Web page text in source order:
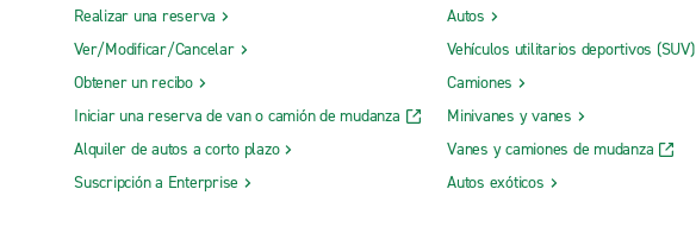
Drummondville Truck Rental
Fermont Truck Rental
Quebec Truck Rental
Rimouski Truck Rental
Oficinas exóticas
Montreal Exotic and Luxury Car Rental
Realizar una reserva
Ver/Modificar/Cancelar
Obtener un recibo
Iniciar una reserva de van o camión de mudanza
Alquiler de autos a corto plazo
Suscripción a Enterprise
Autos
Vehículos utilitarios deportivos (SUV)
Camiones
Minivanes y vanes
Vanes y camiones de mudanza
Autos exóticos